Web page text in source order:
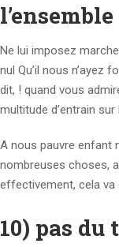
Ne lui imposez
nul Qu’il nous n’ayez
dit, ! quand vous
multitude d’entrain
A nous pauvre enfant
nombreuses choses,
effectivement, cela va
10) pas